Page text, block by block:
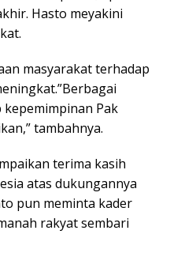
Hasto meyakini
masyarakat terhadap
Pak
tambahnya.
terima kasih
atas dukungannya
pun meminta kader
rakyat sembari